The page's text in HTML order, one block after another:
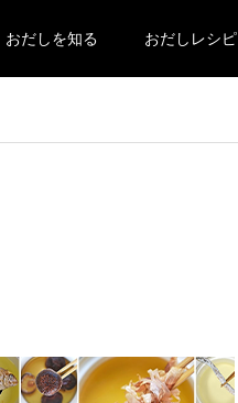
おだしを知る おだしレシピ